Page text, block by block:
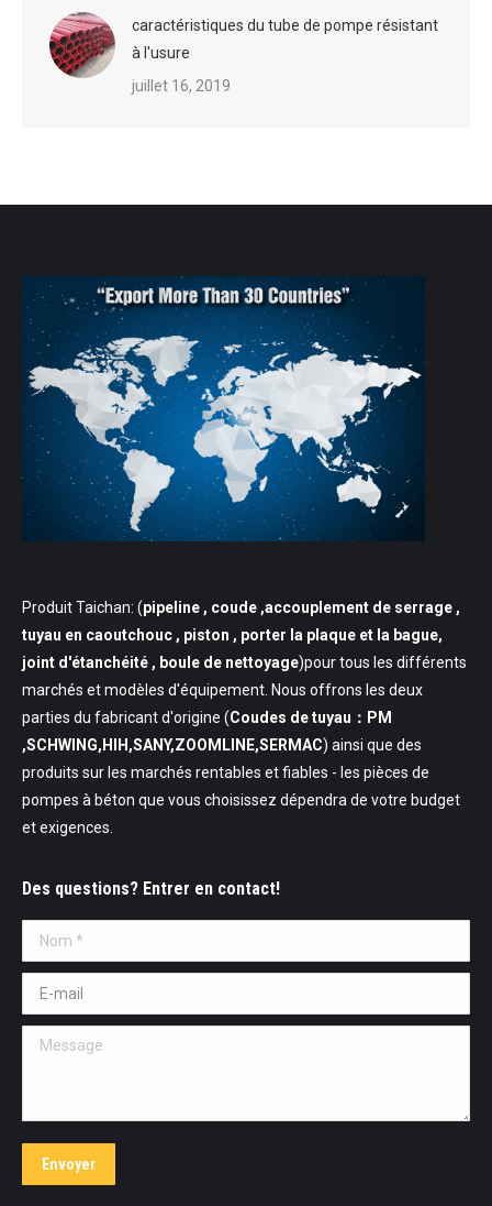
caractéristiques du tube de pompe résistant
à l'usure
juillet 16, 2019
Produit Taichan: (pipeline , coude ,accouplement de serrage ,
tuyau en caoutchouc , piston , porter la plaque et la bague,
joint d'étanchéité , boule de nettoyage)pour tous les différents
marchés et modèles d'équipement. Nous offrons les deux
parties du fabricant d'origine (Coudes de tuyau：PM
,SCHWING,HIH,SANY,ZOOMLINE,SERMAC) ainsi que des
produits sur les marchés rentables et fiables - les pièces de
pompes à béton que vous choisissez dépendra de votre budget
et exigences.
Des questions? Entrer en contact!
Nom *
E-mail *
Message
Envoyer